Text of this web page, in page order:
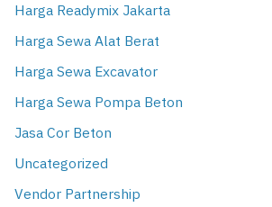
Harga Readymix Jakarta
Harga Sewa Alat Berat
Harga Sewa Excavator
Harga Sewa Pompa Beton
Jasa Cor Beton
Uncategorized
Vendor Partnership